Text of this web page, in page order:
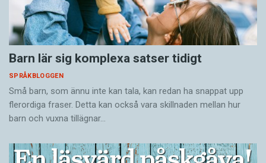
Barn lär sig komplexa satser tidigt
SPRÅKBLOGGEN
Små barn, som ännu inte kan tala, kan redan ha snappat upp
flerordiga fraser. Detta kan också vara skillnaden mellan hur
barn och vuxna tillägnar…